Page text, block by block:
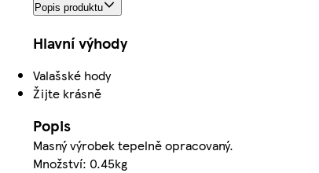
Popis produktu
Hlavní výhody
Valašské hody
Žijte krásně
Popis
Masný výrobek tepelně opracovaný.
Množství: 0.45kg